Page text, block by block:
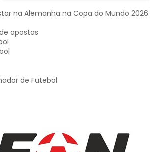
na Alemanha na Copa do Mundo 2026
apostas
de Futebol